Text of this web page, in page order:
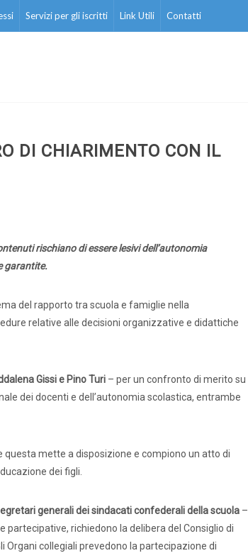
Servizi per gli iscritti Link Utili Contatti
DI CHIARIMENTO CON IL
rischiano di essere lesivi dell’autonomia
garantite.
del rapporto tra scuola e famiglie nella
relative alle decisioni organizzative e didattiche
Gissi e Pino Turi – per un confronto di merito su
dei docenti e dell’autonomia scolastica, entrambe
mette a disposizione e compiono un atto di
dei figli.
generali dei sindacati confederali della scuola –
richiedono la delibera del Consiglio di
Organi collegiali prevedono la partecipazione di